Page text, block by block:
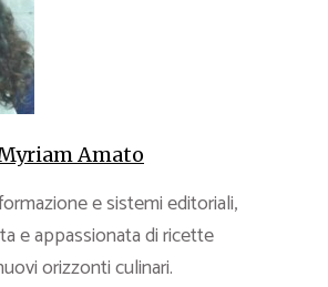
Amato
e sistemi editoriali,
e appassionata di ricette
orizzonti culinari.